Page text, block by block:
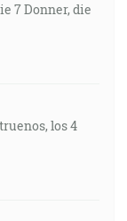
7 Donner, die
los 4